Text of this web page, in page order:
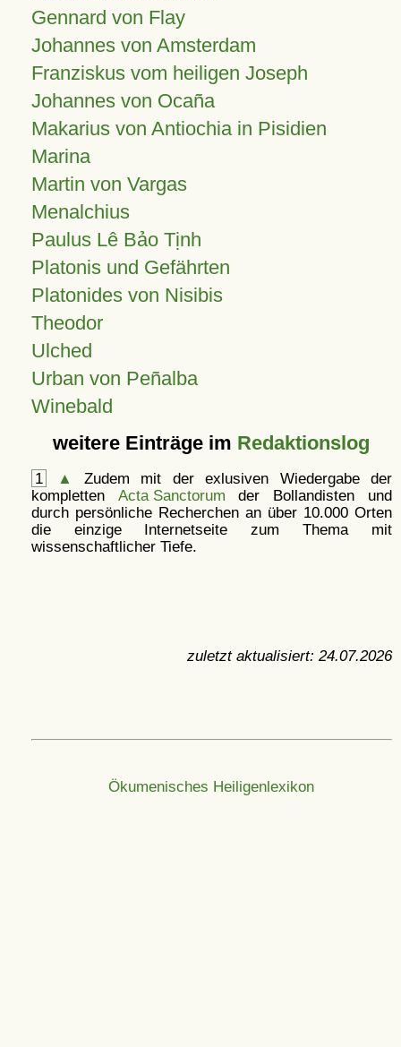
Gennard von Flay
Johannes von Amsterdam
Franziskus vom heiligen Joseph
Johannes von Ocaña
Makarius von Antiochia in Pisidien
Marina
Martin von Vargas
Menalchius
Paulus Lê Bảo Tịnh
Platonis und Gefährten
Platonides von Nisibis
Theodor
Ulched
Urban von Peñalba
Winebald
weitere Einträge im Redaktionslog
1 ▲
Zudem mit der exlusiven Wiedergabe der
kompletten Acta Sanctorum der Bollandisten und
durch persönliche Recherchen an über 10.000 Orten
die einzige Internetseite zum Thema mit
wissenschaftlicher Tiefe.
zuletzt aktualisiert: 24.07.2026
Ökumenisches Heiligenlexikon